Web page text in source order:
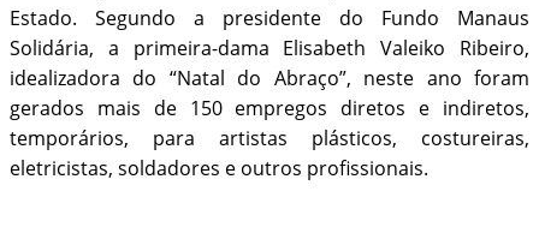
Estado. Segundo a presidente do Fundo Manaus
Solidária, a primeira-dama Elisabeth Valeiko Ribeiro,
idealizadora do “Natal do Abraço”, neste ano foram
gerados mais de 150 empregos diretos e indiretos,
temporários, para artistas plásticos, costureiras,
eletricistas, soldadores e outros profissionais.